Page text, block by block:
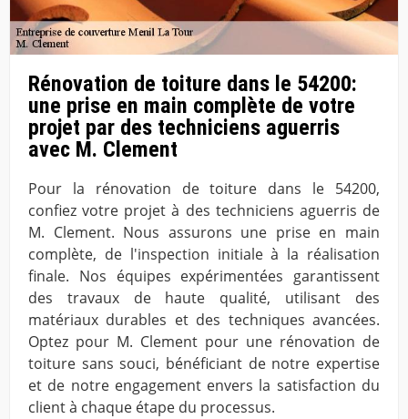
Rénovation de toiture dans le 54200:
une prise en main complète de votre
projet par des techniciens aguerris
avec M. Clement
Pour la rénovation de toiture dans le 54200,
confiez votre projet à des techniciens aguerris de
M. Clement. Nous assurons une prise en main
complète, de l'inspection initiale à la réalisation
finale. Nos équipes expérimentées garantissent
des travaux de haute qualité, utilisant des
matériaux durables et des techniques avancées.
Optez pour M. Clement pour une rénovation de
toiture sans souci, bénéficiant de notre expertise
et de notre engagement envers la satisfaction du
client à chaque étape du processus.